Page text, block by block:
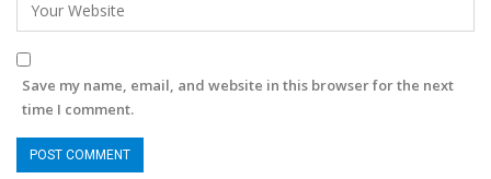
Save my name, email, and website in this browser for the next
time I comment.